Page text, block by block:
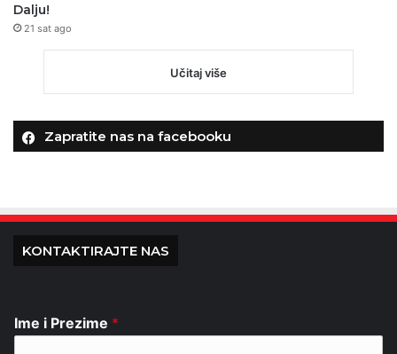
Dalju!
21 sat ago
Učitaj više
Zapratite nas na facebooku
KONTAKTIRAJTE NAS
Ime i Prezime *